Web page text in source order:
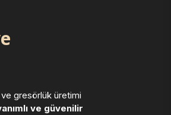
gresörlük üretimi
ve güvenilir